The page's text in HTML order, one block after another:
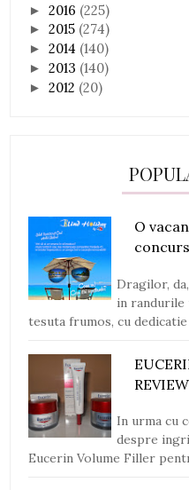
►2016 (225)
►2015 (274)
►2014 (140)
►2013 (140)
►2012 (20)
O
Dragilor,
in randurile
tesuta frumos, cu
In urma cu
despre
Eucerin Volume Filler